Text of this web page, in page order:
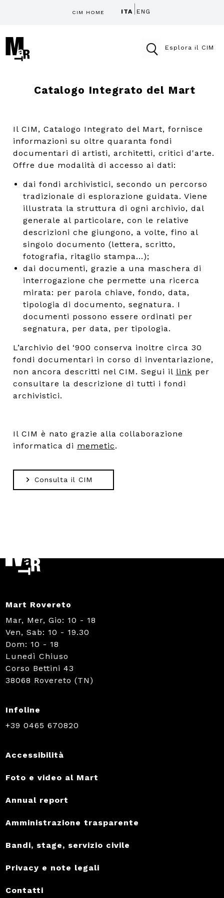
CIM HOME ITA ENG
Esplora il CIM
Catalogo Integrato del Mart
Il CIM, Catalogo Integrato del Mart, fornisce
informazioni su oltre quaranta fondi
documentari di artisti, architetti, critici d'arte.
Offre due modalità di accesso ai dati:
dai fondi archivistici, secondo un percorso
tradizionale di esplorazione guidata. Viene
illustrata la struttura di ogni archivio, dal
generale al particolare, con le relative
descrizioni che giungono, a volte, fino al
singolo documento (lettera, scritto,
fotografia, ritaglio stampa...);
dai documenti, grazie a una maschera di
interrogazione che permette una ricerca
mirata: per parola chiave, fondo, data,
tipologia di documento, segnatura. I
documenti possono essere ordinati per
segnatura, per data, per tipologia.
L’archivio del ‘900 conserva inoltre circa 30
fondi documentari in corso di inventariazione,
non ancora descritti nel CIM. Segui il link per
consultare la descrizione di tutti i fondi
archivistici.
Il CIM è nato grazie alla collaborazione
informatica di memetic.
Consulta il CIM
Mart Rovereto
Mar, Mer, Gio: 10 - 18
Ven, Sab: 10 - 19.30
Dom: 10 - 18
Lunedì Chiuso
Corso Bettini 43
38068 Rovereto (TN)
Infoline
+39 0465 670820
Accessibilità
Foto e video al Mart
Annual report
Amministrazione trasparente
Bandi, stage, servizio civile
Privacy e note legali
Contatti